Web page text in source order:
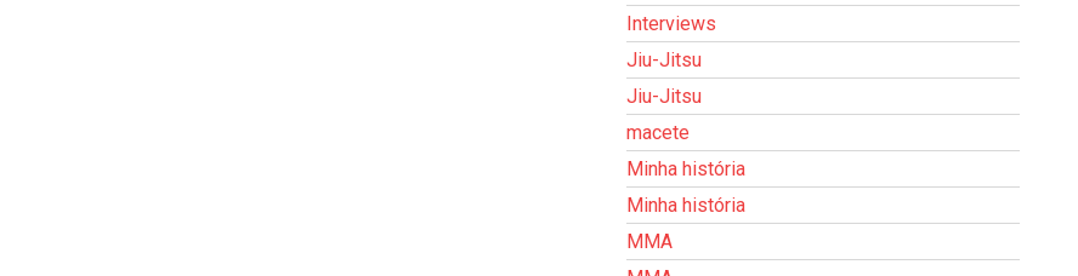
Interviews
Jiu-Jitsu
Jiu-Jitsu
macete
Minha história
Minha história
MMA